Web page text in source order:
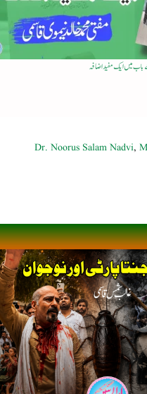
باب میں ایک مفید اضافہ
Dr. Noorus Salam Nadvi,